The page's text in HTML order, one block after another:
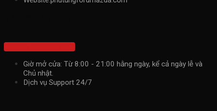
Giờ mở cửa: Từ 8:00 - 21:00 hằng ngày, kể cả ngày lễ và
Chủ nhật.
Dịch vụ Support 24/7